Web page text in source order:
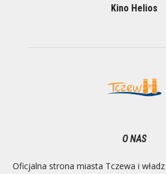
Kino Helios
O NAS
Oficjalna strona miasta Tczewa i